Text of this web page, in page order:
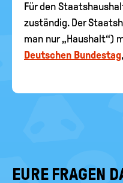
Für den
zuständig. Der
man nur „Haushalt“)
Deutschen Bundestag
EURE FRAGEN